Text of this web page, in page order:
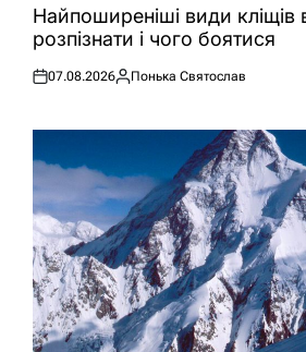
УНайпоширеніші види кліщів
розпізнати і чого боятися
Оприлюднено
07.08.2026
Опубліковано
Понька Святослав